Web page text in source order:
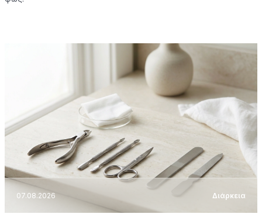
07.08.2026 Διάρκεια